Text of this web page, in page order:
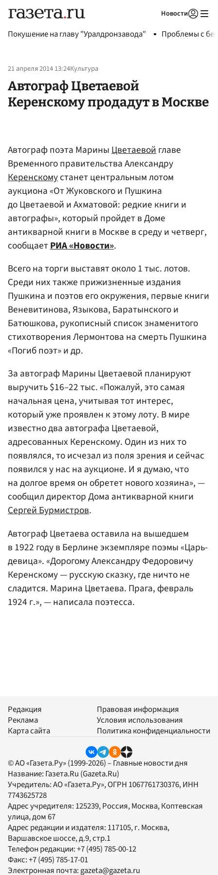
Новости
Покушение на главу "Уралдронзавода" Проблемы с
21 апреля 2014 13:24Культура
Автограф Цветаевой
Керенскому продадут в Москве
Автограф поэта МариныЦветаевойглаве
Временного правительства Александру
Керенскомустанет центральным лотом
аукциона «От Жуковского и Пушкина
до Цветаевой и Ахматовой: редкие книги и
автографы», который пройдет в Доме
антикварной книги в Москве в среду и четверг,
сообщаетРИА «Новости».
Всего на торги выставят около 1 тыс. лотов.
Среди них также прижизненные издания
Пушкина и поэтов его окружения, первые книги
Веневитинова, Языкова, Баратынского и
Батюшкова, рукописный список знаменитого
стихотворения Лермонтова на смерть Пушкина
«Погиб поэт» и др.
За автограф Марины Цветаевой планируют
выручить $16–22 тыс. «Пожалуй, это самая
начальная цена, учитывая тот интерес,
который уже проявлен к этому лоту. В мире
известно два автографа Цветаевой,
адресованных Керенскому. Один из них то
появлялся, то исчезал из поля зрения и сейчас
появился у нас на аукционе. И я думаю, что
на долгое время он обретет нового хозяина», —
сообщил директор Дома антикварной книги
Сергей Бурмистров.
Автограф Цветаева оставила на вышедшем
в 1922 году в Берлине экземпляре поэмы «Царь-
девица». «Дорогому Александру Федоровичу
Керенскому — русскую сказку, где ничто не
сладится. Марина Цветаева. Прага, февраль
1924 г.», — написала поэтесса.
Редакция
Реклама
Карта сайта
Правовая информация
Условия использования
Политика конфиденциальности
© АО «Газета.Ру» (1999-2026) – Главные новости дня
Название: Газета.Ru (Gazeta.Ru)
Учредитель:АО «Газета.Ру», ОГРН 1067761730376, ИНН
7743625728
Адрес учредителя: 125239, Россия, Москва, Коптевская
улица, дом 67
Адрес редакции и издателя: 117105, г. Москва,
Варшавское шоссе, д.9, стр.1
Телефон редакции:+7 (495) 785-00-12
Факс:+7 (495) 785-17-01
Электронная почта:gazeta@gazeta.ru